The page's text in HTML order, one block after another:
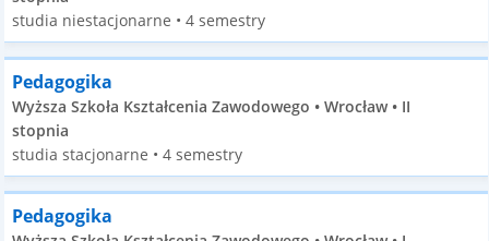
studia niestacjonarne • 4 semestry
Pedagogika
Wyższa Szkoła Kształcenia Zawodowego • Wrocław • II
stopnia
studia stacjonarne • 4 semestry
Pedagogika